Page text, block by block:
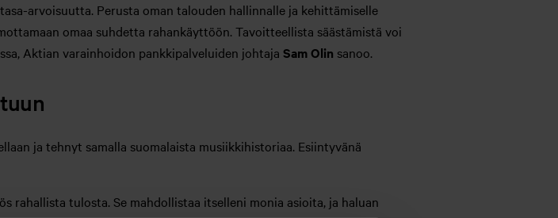
arvoisuutta. Perusta oman talouden hallinnalle ja kehittämiselle
omaa suhdetta rahankäyttöön. Tavoitteellista säästämistä voi
Aktian varainhoidon pankkipalveluiden johtaja Sam Olin sanoo.
ja tehnyt samalla suomalaista musiikkihistoriaa. Esiintyvänä
rahallista tulosta. Se mahdollistaa itselleni monia asioita, ja haluan